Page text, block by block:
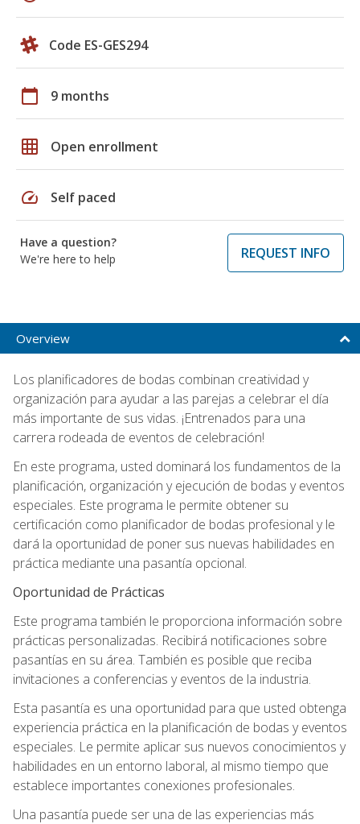
Code ES-GES294
calendar_today 9 months
grid_on Open enrollment
speed Self paced
Have a question?
We're here to help
REQUEST INFO
Overview
Los planificadores de bodas combinan creatividad y
organización para ayudar a las parejas a celebrar el día
más importante de sus vidas. ¡Entrenados para una
carrera rodeada de eventos de celebración!
En este programa, usted dominará los fundamentos de la
planificación, organización y ejecución de bodas y eventos
especiales. Este programa le permite obtener su
certificación como planificador de bodas profesional y le
dará la oportunidad de poner sus nuevas habilidades en
práctica mediante una pasantía opcional.
Oportunidad de Prácticas
Este programa también le proporciona información sobre
prácticas personalizadas. Recibirá notificaciones sobre
pasantías en su área. También es posible que reciba
invitaciones a conferencias y eventos de la industria.
Esta pasantía es una oportunidad para que usted obtenga
experiencia práctica en la planificación de bodas y eventos
especiales. Le permite aplicar sus nuevos conocimientos y
habilidades en un entorno laboral, al mismo tiempo que
establece importantes conexiones profesionales.
Una pasantía puede ser una de las experiencias más